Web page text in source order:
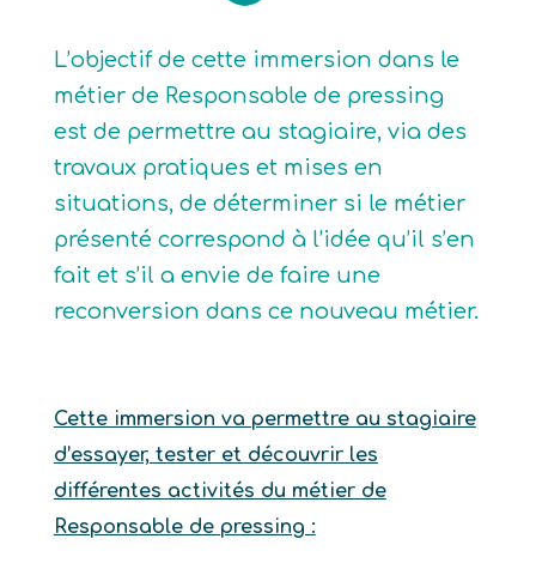
L’objectif de cette immersion dans le
métier de Responsable de pressing
est de permettre au stagiaire, via des
travaux pratiques et mises en
situations, de déterminer si le métier
présenté correspond à l’idée qu’il s’en
fait et s’il a envie de faire une
reconversion dans ce nouveau métier.
Cette immersion va permettre au stagiaire
d’essayer, tester et découvrir les
différentes activités du métier de
Responsable de pressing :